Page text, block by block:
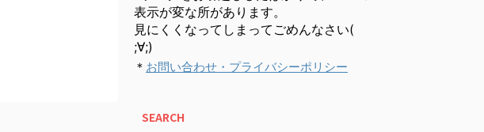
表示が変な所があります。
見にくくなってしまってごめんなさい(
;∀;)
＊ お問い合わせ・プライバシーポリシー
SEARCH